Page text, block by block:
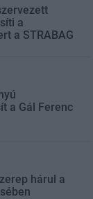
a
a STRABAG
a Gál Ferenc
hárul a